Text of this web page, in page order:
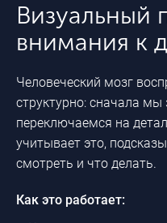
Визуальный
внимания к
Человеческий мозг
структурно: сначала
переключаемся на
учитывает это,
смотреть и что делать.
Как это работает: